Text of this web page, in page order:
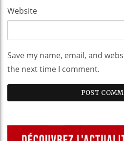
Website
Save my name, email, and
the next time I comment.